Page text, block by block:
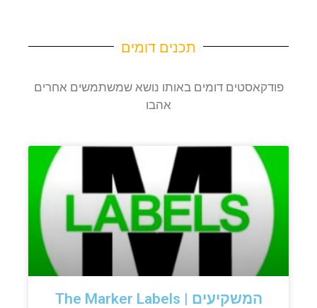
תכנים דומים
פודקאסטים דומים באותו נושא שמשתמשים אחרים
אהבו
המשקיעים | The Marker Labels